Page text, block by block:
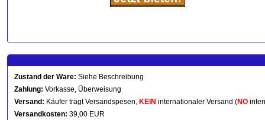
Zustand der Ware: Siehe Beschreibung
Zahlung: Vorkasse, Überweisung
Versand: Käufer trägt Versandspesen, KEIN internationaler Versand (NO
Versandkosten: 39,00 EUR